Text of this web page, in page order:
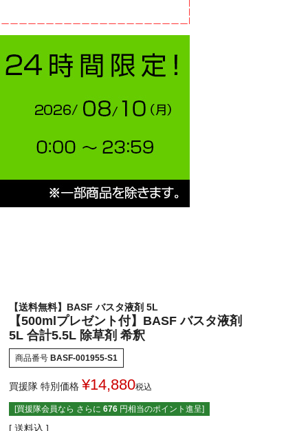
【送料無料】BASF バスタ液剤 5L
【500mlプレゼント付】BASF バスタ液剤
5L 合計5.5L 除草剤 希釈
商品番号 BASF-001955-S1
買援隊 特別価格 ¥14,880税込
[買援隊会員なら さらに 676 円相当のポイント進呈]
送料込